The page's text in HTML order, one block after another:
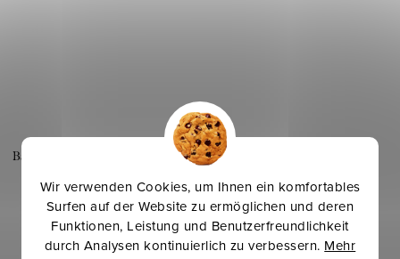
Wir verwenden Cookies, um Ihnen ein komfortables
Surfen auf der Website zu ermöglichen und deren
Funktionen, Leistung und Benutzerfreundlichkeit
durch Analysen kontinuierlich zu verbessern. Mehr
Baumwolle - Köper 285 g - Grau
6,50 €/ lfm 7,90 €/ lfm